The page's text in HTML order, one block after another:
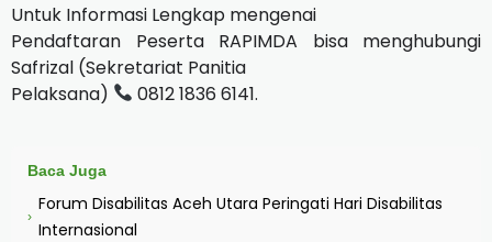
Untuk Informasi Lengkap mengenai
Pendaftaran Peserta RAPIMDA bisa menghubungi
Safrizal (Sekretariat Panitia
Pelaksana)
0812 1836 6141.
Baca Juga
›
Forum Disabilitas Aceh Utara Peringati Hari Disabilitas
Internasional